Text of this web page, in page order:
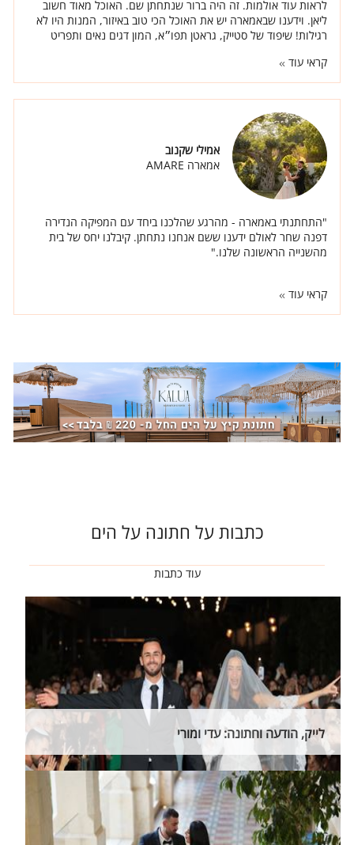
לראות עוד אולמות. זה היה ברור שנתחתן שם. האוכל מאוד חשוב
ליאן. וידענו שבאמארה יש את האוכל הכי טוב באיזור, המנות היו לא
רגילות! שיפוד של סטייק, גראטן תפו״א, המון דגים נאים ותפריט
קראי עוד
אמילי שקנוב
אמארה AMARE
"התחתנתי באמארה - מהרגע שהלכנו ביחד עם המפיקה הנדירה
דפנה שחר לאולם ידענו ששם אנחנו נתחתן. קיבלנו יחס של בית
מהשנייה הראשונה שלנו."
קראי עוד
כתבות על חתונה על הים
עוד כתבות
לייק, הודעה וחתונה: עדי ומורי